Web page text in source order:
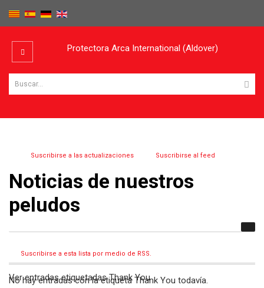
Protectora Arca International (Aldover)
Suscribirse a las actualizaciones Suscribirse al feed
Noticias de nuestros
peludos
Suscribirse a esta lista por medio de RSS.
Ver entradas etiquetadas Thank You
No hay entradas con la etiqueta Thank You todavía.